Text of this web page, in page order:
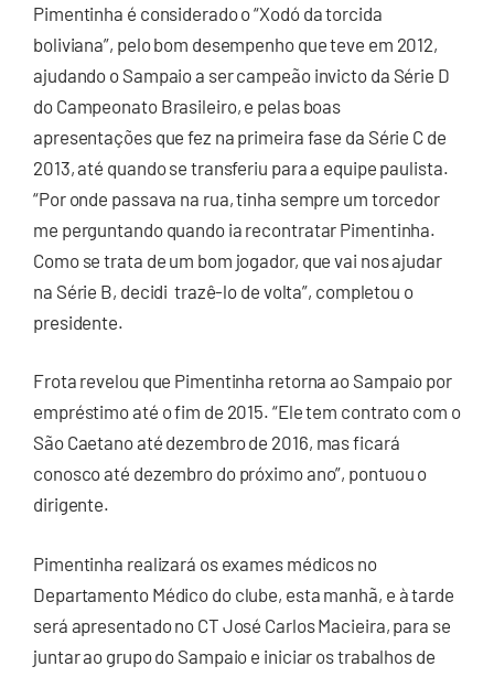
Pimentinha é considerado o “Xodó da torcida
boliviana”, pelo bom desempenho que teve em 2012,
ajudando o Sampaio a ser campeão invicto da Série D
do Campeonato Brasileiro, e pelas boas
apresentações que fez na primeira fase da Série C de
2013, até quando se transferiu para a equipe paulista.
“Por onde passava na rua, tinha sempre um torcedor
me perguntando quando ia recontratar Pimentinha.
Como se trata de um bom jogador, que vai nos ajudar
na Série B, decidi trazê-lo de volta”, completou o
presidente.
Frota revelou que Pimentinha retorna ao Sampaio por
empréstimo até o fim de 2015. “Ele tem contrato com o
São Caetano até dezembro de 2016, mas ficará
conosco até dezembro do próximo ano”, pontuou o
dirigente.
Pimentinha realizará os exames médicos no
Departamento Médico do clube, esta manhã, e à tarde
será apresentado no CT José Carlos Macieira, para se
juntar ao grupo do Sampaio e iniciar os trabalhos de